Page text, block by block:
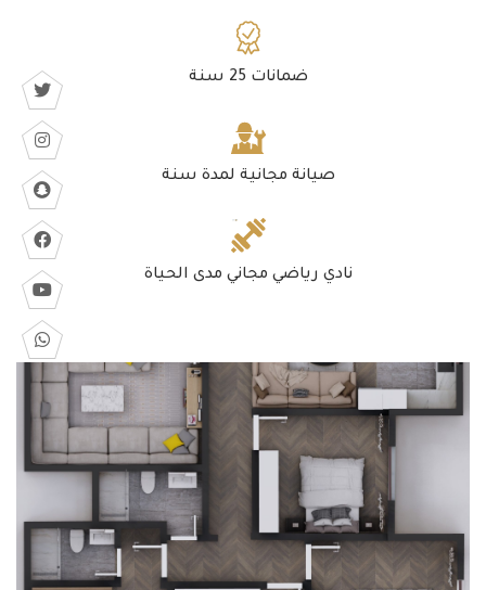
ضمانات 25 سنة
صيانة مجانية لمدة سنة
نادي رياضي مجاني مدى الحياة